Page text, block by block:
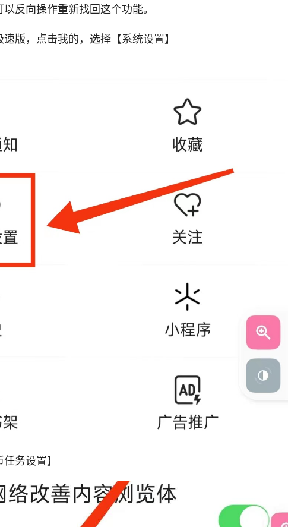
反向操作重新找回这个功能。
版，点击我的，选择【系统设置】
务设置】